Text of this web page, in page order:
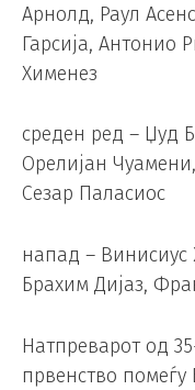
Арнолд, Раул
Гарсија, Антонио
Хименез
среден ред – Џуд
Орелијан
Сезар Паласиос
напад – Винисиус
Брахим Дијаз,
Натпреварот од
првенство